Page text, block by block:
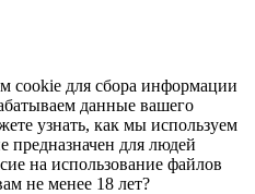
cookie для сбора информации
данные вашего
узнать, как мы используем
предназначен для людей
на использование файлов
не менее 18 лет?